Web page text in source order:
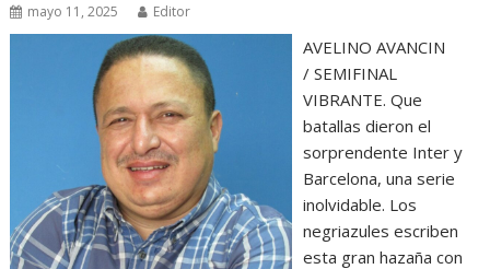
mayo 11, 2025 Editor
AVELINO AVANCIN
/ SEMIFINAL
VIBRANTE. Que
batallas dieron el
sorprendente Inter y
Barcelona, una serie
inolvidable. Los
negriazules escriben
esta gran hazaña con